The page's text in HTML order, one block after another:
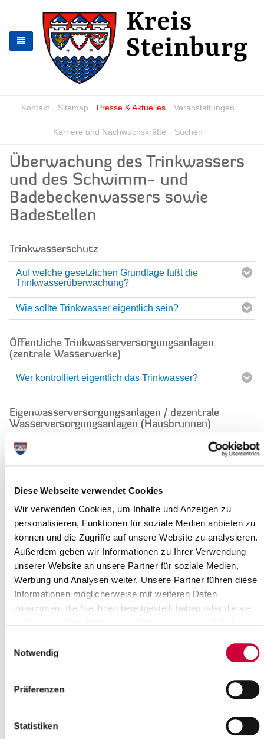
Diese Webseite verwendet Cookies
Wir verwenden Cookies, um Inhalte und Anzeigen zu
personalisieren, Funktionen für soziale Medien anbieten zu
können und die Zugriffe auf unsere Website zu analysieren.
Außerdem geben wir Informationen zu Ihrer Verwendung
unserer Website an unsere Partner für soziale Medien,
Werbung und Analysen weiter. Unsere Partner führen diese
Informationen möglicherweise mit weiteren Daten
zusammen, die Sie ihnen bereitgestellt haben oder die sie
Notwendig
Präferenzen
Statistiken
springen
springen
Kontakt Sitemap Presse & Aktuelles Veranstaltungen
Karriere und Nachwuchskräfte Suchen
Überwachung des Trinkwassers
und des Schwimm- und
Badebeckenwassers sowie
Badestellen
Trinkwasserschutz
Auf welche gesetzlichen Grundlage fußt die
Trinkwasserüberwachung?
Wie sollte Trinkwasser eigentlich sein?
Öffentliche Trinkwasserversorgungsanlagen
(zentrale Wasserwerke)
Wer kontrolliert eigentlich das Trinkwasser?
Eigenwasserversorgungsanlagen / dezentrale
Wasserversorgungsanlagen (Hausbrunnen)
Muss ich das Trinkwasser aus meinen eigenen
Brunnen auch untersuchen lassen?
Öffentliche und gewerbliche Anlagen der
Trinkwasserinstallation
Welche Einrichtungen sind verpflichtet, ihre
Trinkwasserinstallation auf Legionellen untersuchen zu
lassen?
Sportveranstaltungen (wie z.B. Marathon- und
ähnlichen Veranstaltungen) und erhalte meine
Trinkwasserversorgung für meine Schrank- und
Verkaufsstände, Toilettenwagen oder Duschen über
Eine Liste der zuständigen Wasserwerke und entsprechender